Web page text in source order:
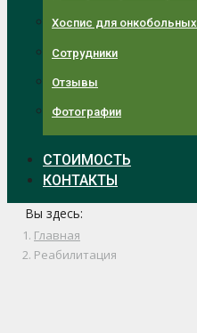
Хоспис для онкобольных
Сотрудники
Отзывы
Фотографии
СТОИМОСТЬ
КОНТАКТЫ
Вы здесь:
Главная
Реабилитация